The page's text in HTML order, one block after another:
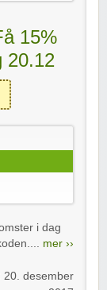
15%
20.12
i dag
mer ››
20. desember